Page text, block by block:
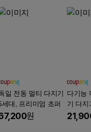
일 전동 멀티 다지기
세대, 프리미엄 초퍼
원
다기능
기 다지
믹서기